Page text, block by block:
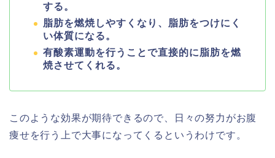
する。
脂肪を燃焼しやすくなり、脂肪をつけにく
い体質になる。
有酸素運動を行うことで直接的に脂肪を燃
焼させてくれる。
このような効果が期待できるので、日々の努力がお腹
痩せを行う上で大事になってくるというわけです。